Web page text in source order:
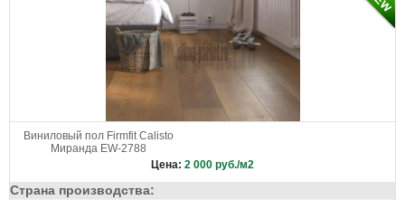
Виниловый пол Firmfit Calisto
Миранда EW-2788
Цена: 2 000 руб./м2
Страна производства: